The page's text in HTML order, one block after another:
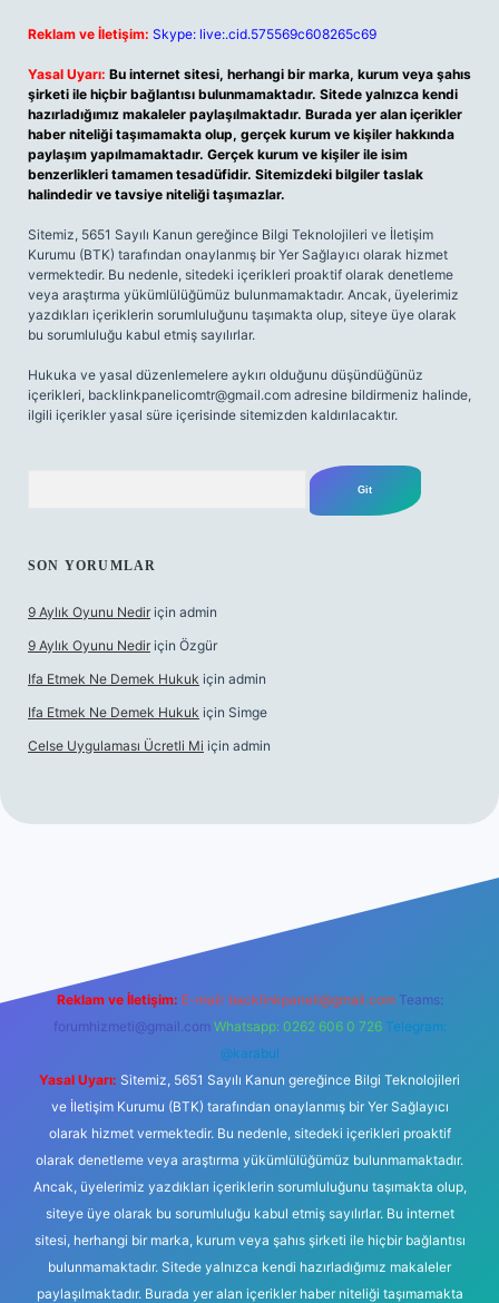
Reklam ve İletişim: Skype: live:.cid.575569c608265c69
Yasal Uyarı: Bu internet sitesi, herhangi bir marka, kurum veya şahıs
şirketi ile hiçbir bağlantısı bulunmamaktadır. Sitede yalnızca kendi
hazırladığımız makaleler paylaşılmaktadır. Burada yer alan içerikler
haber niteliği taşımamakta olup, gerçek kurum ve kişiler hakkında
paylaşım yapılmamaktadır. Gerçek kurum ve kişiler ile isim
benzerlikleri tamamen tesadüfidir. Sitemizdeki bilgiler taslak
halindedir ve tavsiye niteliği taşımazlar.
Sitemiz, 5651 Sayılı Kanun gereğince Bilgi Teknolojileri ve İletişim
Kurumu (BTK) tarafından onaylanmış bir Yer Sağlayıcı olarak hizmet
vermektedir. Bu nedenle, sitedeki içerikleri proaktif olarak denetleme
veya araştırma yükümlülüğümüz bulunmamaktadır. Ancak, üyelerimiz
yazdıkları içeriklerin sorumluluğunu taşımakta olup, siteye üye olarak
bu sorumluluğu kabul etmiş sayılırlar.
Hukuka ve yasal düzenlemelere aykırı olduğunu düşündüğünüz
içerikleri, backlinkpanelicomtr@gmail.com adresine bildirmeniz halinde,
ilgili içerikler yasal süre içerisinde sitemizden kaldırılacaktır.
SON YORUMLAR
9 Aylık Oyunu Nedir için admin
9 Aylık Oyunu Nedir için Özgür
Ifa Etmek Ne Demek Hukuk için admin
Ifa Etmek Ne Demek Hukuk için Simge
Celse Uygulaması Ücretli Mi için admin
Reklam ve İletişim: E-mail: backlinkpaneli@gmail.com Teams:
forumhizmeti@gmail.com Whatsapp: 0262 606 0 726 Telegram:
@karabul
Yasal Uyarı: Sitemiz, 5651 Sayılı Kanun gereğince Bilgi Teknolojileri
ve İletişim Kurumu (BTK) tarafından onaylanmış bir Yer Sağlayıcı
olarak hizmet vermektedir. Bu nedenle, sitedeki içerikleri proaktif
olarak denetleme veya araştırma yükümlülüğümüz bulunmamaktadır.
Ancak, üyelerimiz yazdıkları içeriklerin sorumluluğunu taşımakta olup,
siteye üye olarak bu sorumluluğu kabul etmiş sayılırlar. Bu internet
sitesi, herhangi bir marka, kurum veya şahıs şirketi ile hiçbir bağlantısı
bulunmamaktadır. Sitede yalnızca kendi hazırladığımız makaleler
paylaşılmaktadır. Burada yer alan içerikler haber niteliği taşımamakta